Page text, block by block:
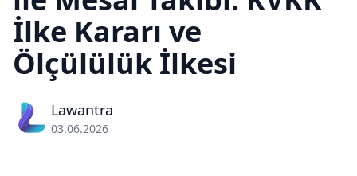
İlke Kararı ve
Ölçülülük İlkesi
Lawantra
03.06.2026